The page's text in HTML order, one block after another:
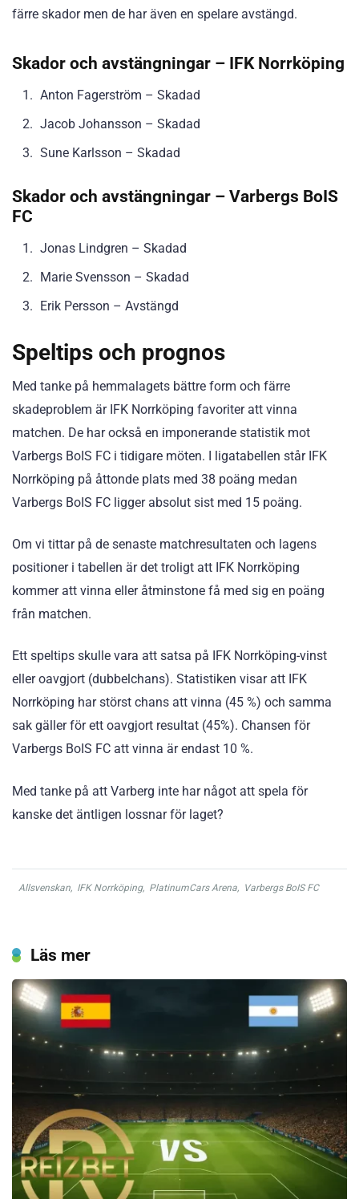
färre skador men de har även en spelare avstängd.
Skador och avstängningar – IFK Norrköping
Anton Fagerström – Skadad
Jacob Johansson – Skadad
Sune Karlsson – Skadad
Skador och avstängningar – Varbergs BoIS
FC
Jonas Lindgren – Skadad
Marie Svensson – Skadad
Erik Persson – Avstängd
Speltips och prognos
Med tanke på hemmalagets bättre form och färre
skadeproblem är IFK Norrköping favoriter att vinna
matchen. De har också en imponerande statistik mot
Varbergs BoIS FC i tidigare möten. I ligatabellen står IFK
Norrköping på åttonde plats med 38 poäng medan
Varbergs BoIS FC ligger absolut sist med 15 poäng.
Om vi tittar på de senaste matchresultaten och lagens
positioner i tabellen är det troligt att IFK Norrköping
kommer att vinna eller åtminstone få med sig en poäng
från matchen.
Ett speltips skulle vara att satsa på IFK Norrköping-vinst
eller oavgjort (dubbelchans). Statistiken visar att IFK
Norrköping har störst chans att vinna (45 %) och samma
sak gäller för ett oavgjort resultat (45%). Chansen för
Varbergs BoIS FC att vinna är endast 10 %.
Med tanke på att Varberg inte har något att spela för
kanske det äntligen lossnar för laget?
Allsvenskan, IFK Norrköping, PlatinumCars Arena, Varbergs BoIS FC
Läs mer